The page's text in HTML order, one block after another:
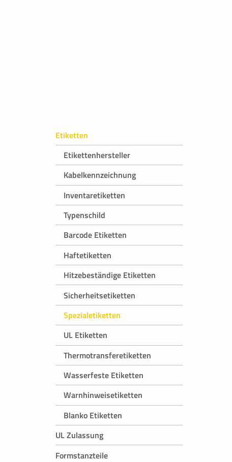
Etiketten
Etikettenhersteller
Kabelkennzeichnung
Inventaretiketten
Typenschild
Barcode Etiketten
Haftetiketten
Hitzebeständige Etiketten
Sicherheitsetiketten
Spezialetiketten
UL Etiketten
Thermotransferetiketten
Wasserfeste Etiketten
Warnhinweisetiketten
Blanko Etiketten
UL Zulassung
Formstanzteile